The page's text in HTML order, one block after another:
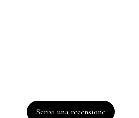
Scrivi una recensione